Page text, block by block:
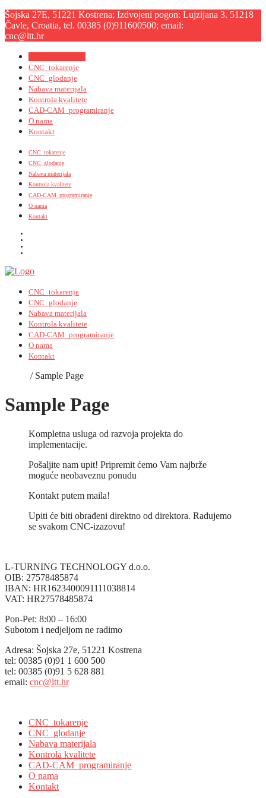
Šojska 27E, 51221 Kostrena; Izdvojeni pogon: Lujzijana 3. 51218
Čavle, Croatia, tel. 00385 (0)911600500; email:
cnc@ltt.hrKONTAKT
CNC_tokarenje
CNC_glodanje
Nabava materijala
Kontrola kvalitete
CAD-CAM_programiranje
O nama
Kontakt
CNC_tokarenje
CNC_glodanje
Nabava materijala
Kontrola kvalitete
CAD-CAM_programiranje
O nama
Kontakt
CNC_tokarenje
CNC_glodanje
Nabava materijala
Kontrola kvalitete
CAD-CAM_programiranje
O nama
Kontakt
/ Sample Page
Sample Page
Kompletna usluga od razvoja projekta do
implementacije.
Pošaljite nam upit! Pripremit ćemo Vam najbrže
moguće neobaveznu ponudu
Kontakt putem maila!
Upiti će biti obrađeni direktno od direktora. Radujemo
se svakom CNC-izazovu!
L-TURNING TECHNOLOGY d.o.o.
OIB: 27578485874
IBAN: HR1623400091111038814
VAT: HR27578485874
Pon-Pet: 8:00 – 16:00
Subotom i nedjeljom ne radimo
Adresa: Šojska 27e, 51221 Kostrena
tel: 00385 (0)91 1 600 500
tel: 00385 (0)91 5 628 881
email: cnc@ltt.hr
CNC_tokarenje
CNC_glodanje
Nabava materijala
Kontrola kvalitete
CAD-CAM_programiranje
O nama
Kontakt